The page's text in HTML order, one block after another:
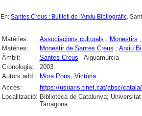
En: Santes Creus : Butlletí de l'Arxiu Bibliogràfic.
Matèries: Associacions culturals ; Monestirs ;
Matèries:
Monestir de Santes Creus ; Arxiu
Àmbit:
Santes Creus - Aiguamúrcia
Cronologia:
2003
Autors add.: Mora Pons, Victòria
Accés:
https://usuaris.tinet.cat/absc/
Localització: Biblioteca de Catalunya;
Tarragona